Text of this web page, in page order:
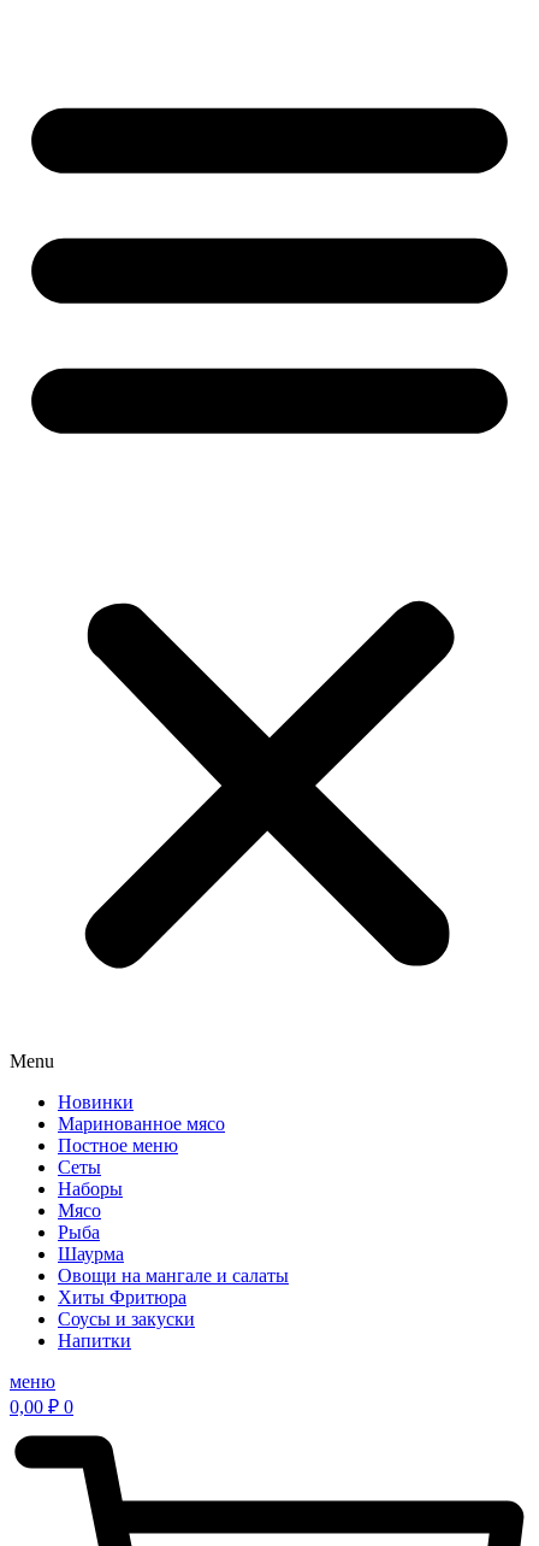
Menu
Новинки
Маринованное мясо
Постное меню
Сеты
Наборы
Мясо
Рыба
Шаурма
Овощи на мангале и салаты
Хиты Фритюра
Соусы и закуски
Напитки
меню
0,00 ₽ 0